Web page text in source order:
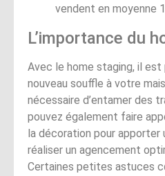
vendent en moyenne
L’importance du
Avec le home staging, il est
nouveau souffle à votre
nécessaire d’entamer des
pouvez également faire
la décoration pour apporter
réaliser un agencement
Certaines petites astuces